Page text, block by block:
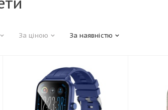
За ціною За наявністю